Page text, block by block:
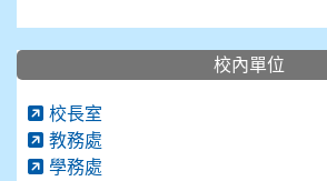
校內單位
校長室
教務處
學務處